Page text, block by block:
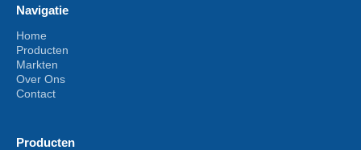
Navigatie
Home
Producten
Markten
Over Ons
Contact
Producten